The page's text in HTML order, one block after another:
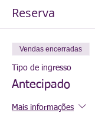
Reserva
Vendas encerradas
Tipo de ingresso
Antecipado
Mais informações